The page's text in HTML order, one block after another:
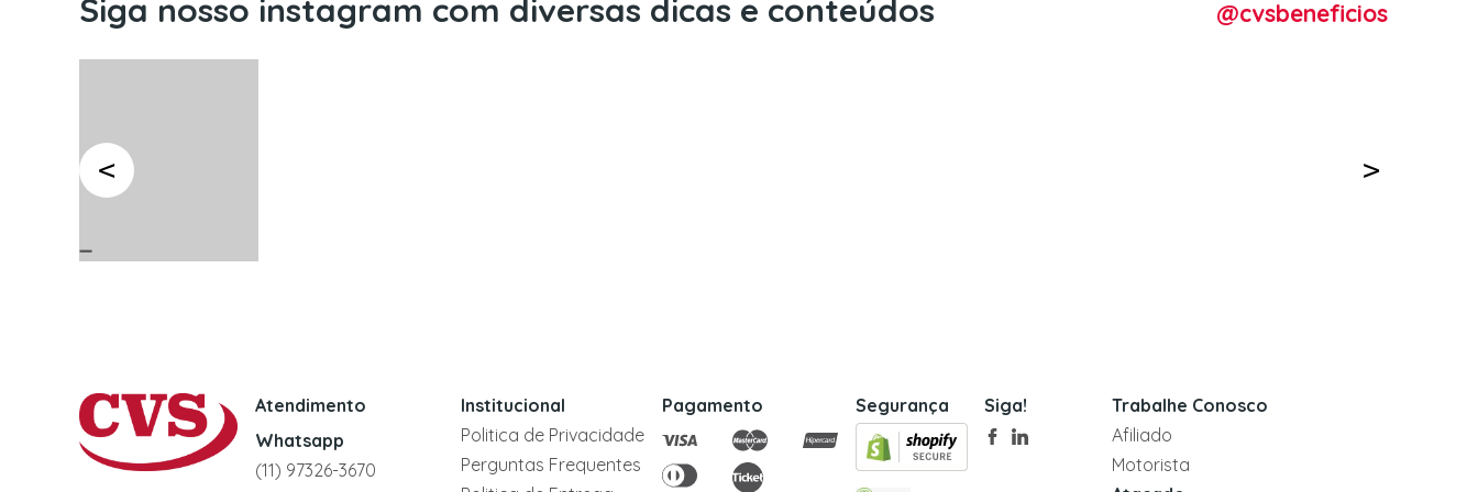
Siga nosso instagram com diversas dicas e conteúdos @cvsbeneficios
Atendimento
Whatsapp
(11) 97326-3670
Institucional
Politica de Privacidade
Perguntas Frequentes
Pagamento Segurança Siga!
Trabalhe Conosco
Afiliado
Motorista